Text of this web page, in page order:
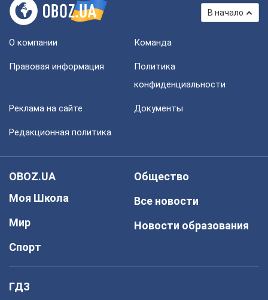
В начало
О компании Команда
Правовая информация
Политика
конфиденциальности
Реклама на сайте Документы
Редакционная политика
OBOZ.UA
Моя Школа
Мир
Спорт
Общество
Все новости
Новости образования
ГДЗ